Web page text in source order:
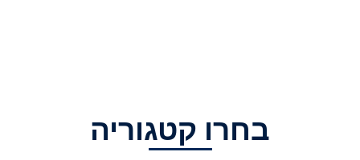
בחרו קטגוריה